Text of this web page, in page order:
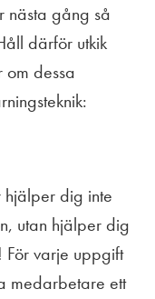
nästa gång så
därför utkik
dessa
dig inte
utan hjälper dig
varje uppgift
medarbetare ett